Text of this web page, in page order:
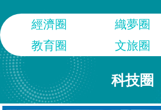
經濟圈 織夢圈
教育圈
文旅圈
科技圈